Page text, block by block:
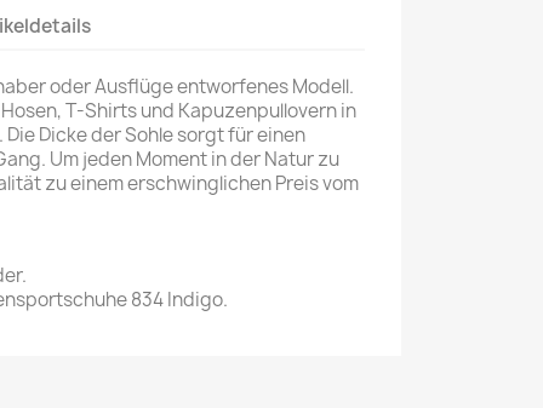
oder Ausflüge entworfenes Modell.
T-Shirts und Kapuzenpullovern in
Die Dicke der Sohle sorgt für einen
Um jeden Moment in der Natur zu
zu einem erschwinglichen Preis vom
834 Indigo.